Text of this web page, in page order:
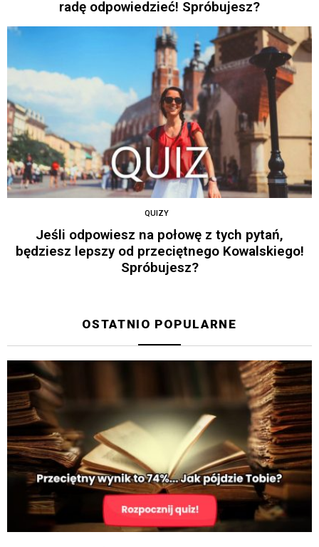
radę odpowiedzieć! Spróbujesz?
QUIZY
Jeśli odpowiesz na połowę z tych pytań,
będziesz lepszy od przeciętnego Kowalskiego!
Spróbujesz?
OSTATNIO POPULARNE